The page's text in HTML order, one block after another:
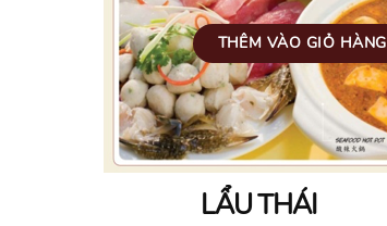
LẨU THÁI
THÊM VÀO GIỎ HÀNG